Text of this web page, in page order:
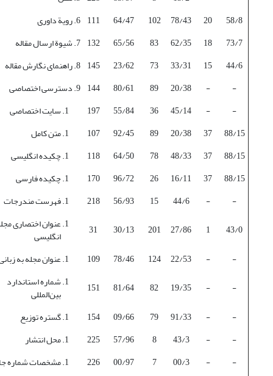
58/8
20
78/43
102
64/47
111 6. رویة داوری
73/7
18
62/35
83
65/56
132 7. شیوة ارسال مقاله
44/6
15
33/31
73
23/62
145 8. راهنمای نگارش مقاله
-
-
20/38
89
80/61
144 9. دسترسی اختصاصی
-
-
45/14
36
55/84
197
سایت اختصاصی
88/15
37
20/38
89
92/45
107
متن کامل
88/15
37
48/33
78
64/50
118
چکیده انگلیسی
88/15
37
16/11
26
96/72
170
چکیده فارسی
-
-
44/6
15
56/93
218
فهرست مندرجات
43/0
1
27/86
201
30/13
31 عنوان اختصاری
انگلیسی
-
-
22/53
124
78/46
109
عنوان مجله به
-
-
19/35
82
81/64
151 شماره استاندارد
بین‌المللی
-
-
91/33
79
09/66
154
گستره توزیع
-
-
43/3
8
57/96
225
محل انتشار
-
-
00/3
7
00/97
226
مشخصات شماره